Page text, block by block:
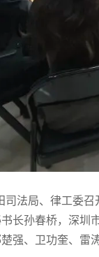
司法局、律工委
长孙春桥，深圳
强、卫功奎、雷